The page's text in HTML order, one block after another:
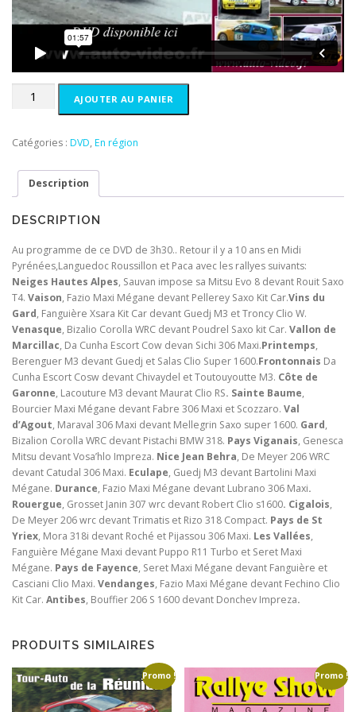
i
a
é
t
1
5
0
€
.
e
l
e
s
t
:
0
0
0
quantité
de
2006
AJOUTER AU PANIER
Catégories : DVD, En région
Description
DESCRIPTION
Au programme de ce DVD de 3h30.. Retour il y a 10 ans en Midi
Pyrénées,Languedoc Roussillon et Paca avec les rallyes suivants:
Neiges Hautes Alpes, Sauvan impose sa Mitsu Evo 8 devant Rouit Saxo
T4. Vaison, Fazio Maxi Mégane devant Pellerey Saxo Kit Car.Vins du
Gard, Fanguière Xsara Kit Car devant Guedj M3 et Troncy Clio W.
Venasque, Bizalio Corolla WRC devant Poudrel Saxo kit Car. Vallon de
Marcillac, Da Cunha Escort Cow devan Sichi 306 Maxi.Printemps,
Berenguer M3 devant Guedj et Salas Clio Super 1600.Frontonnais Da
Cunha Escort Cosw devant Chivaydel et Toutouyoutte M3. Côte de
Garonne, Lacouture M3 devant Maurat Clio RS. Sainte Baume,
Bourcier Maxi Mégane devant Fabre 306 Maxi et Scozzaro. Val
d’Agout, Maraval 306 Maxi devant Mellegrin Saxo super 1600. Gard,
Bizalion Corolla WRC devant Pistachi BMW 318. Pays Viganais, Genesca
Mitsu devant Vosa’hlo Impreza. Nice Jean Behra, De Meyer 206 WRC
devant Catudal 306 Maxi. Eculape, Guedj M3 devant Bartolini Maxi
Mégane. Durance, Fazio Maxi Mégane devant Lubrano 306 Maxi.
Rouergue, Grosset Janin 307 wrc devant Robert Clio s1600. Cigalois,
De Meyer 206 wrc devant Trimatis et Rizo 318 Compact. Pays de St
Yriex, Mora 318i devant Roché et Pijassou 306 Maxi. Les Vallées,
Fanguière Mégane Maxi devant Puppo R11 Turbo et Seret Maxi
Mégane. Pays de Fayence, Seret Maxi Mégane devant Fanguière et
Casciani Clio Maxi. Vendanges, Fazio Maxi Mégane devant Fechino Clio
Kit Car. Antibes, Bouffier 206 S 1600 devant Donchev Impreza.
PRODUITS SIMILAIRES
Promo ! Promo !